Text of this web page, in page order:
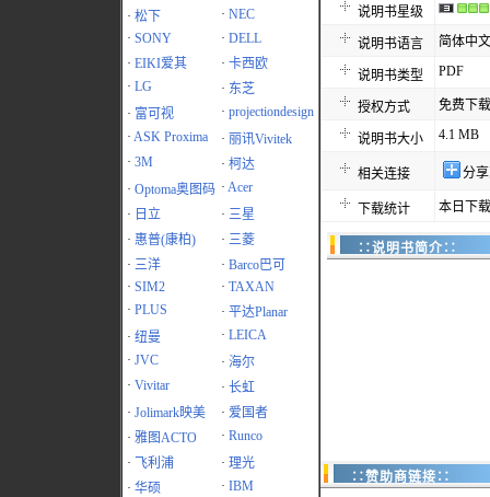
· 松下 · NEC
· SONY · DELL
· EIKI爱其 · 卡西欧
· LG · 东芝
· 富可视 · projectiondesign
· ASK Proxima · 丽讯Vivitek
· 3M · 柯达
· Optoma奥图码 · Acer
· 日立 · 三星
· 惠普(康柏) · 三菱
· 三洋 · Barco巴可
· SIM2 · TAXAN
· PLUS · 平达Planar
· 纽曼 · LEICA
· JVC · 海尔
· Vivitar · 长虹
· Jolimark映美 · 爱国者
· 雅图ACTO · Runco
·
飞利浦 · 理光
· 华硕 · IBM
说明书星级
说明书语言 简体中文
说明书类型 PDF
授权方式 免费下载
说明书大小 4.1 MB
相关连接 分
下载统计 本日下
∷说明书简介∷
∷赞助商链接∷